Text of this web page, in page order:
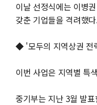
이날 선정식에는 이병
갖춘 기업들을 격려했
◆ '모두의 지역상권 전
이번 사업은 지역별 특
중기부는 지난 3월 발